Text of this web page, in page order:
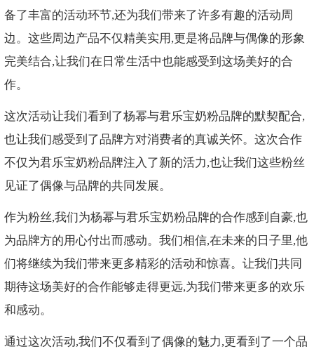
备了丰富的活动环节,还为我们带来了许多有趣的活动周
边。这些周边产品不仅精美实用,更是将品牌与偶像的形象
完美结合,让我们在日常生活中也能感受到这场美好的合
作。
这次活动让我们看到了杨幂与君乐宝奶粉品牌的默契配合,
也让我们感受到了品牌方对消费者的真诚关怀。这次合作
不仅为君乐宝奶粉品牌注入了新的活力,也让我们这些粉丝
见证了偶像与品牌的共同发展。
作为粉丝,我们为杨幂与君乐宝奶粉品牌的合作感到自豪,也
为品牌方的用心付出而感动。我们相信,在未来的日子里,他
们将继续为我们带来更多精彩的活动和惊喜。让我们共同
期待这场美好的合作能够走得更远,为我们带来更多的欢乐
和感动。
通过这次活动,我们不仅看到了偶像的魅力,更看到了一个品